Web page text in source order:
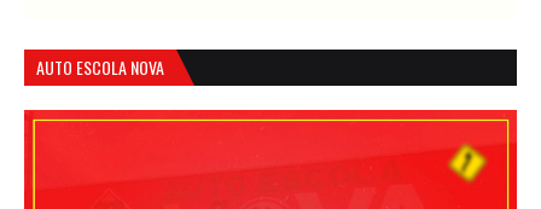
AUTO ESCOLA NOVA